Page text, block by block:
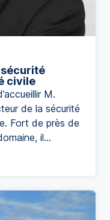
civile
M.
de la sécurité
Fort de près de
il
qui
[…]